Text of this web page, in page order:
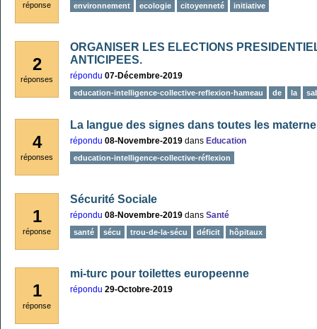
réponse environnement ecologie citoyenneté initiative
2
réponses
ORGANISER LES ELECTIONS
ANTICIPEES.
répondu 07-Décembre-2019
education-intelligence-collective-reflexion-hameau de la
4
réponses
La langue des signes dans toutes les
répondu 08-Novembre-2019 dans Education
education-intelligence-collective-réflexion
1
réponse
Sécurité Sociale
répondu 08-Novembre-2019 dans Santé
santé sécu trou-de-la-sécu déficit hôpitaux
1
réponse
mi-turc pour toilettes europeenne
répondu 29-Octobre-2019